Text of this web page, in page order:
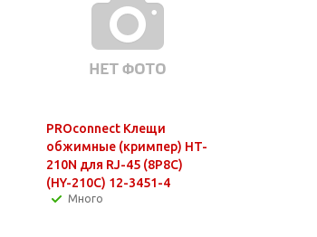
PROconnect Клещи
обжимные (кримпер) HT-
210N для RJ-45 (8P8C)
(HY-210C) 12-3451-4
Много